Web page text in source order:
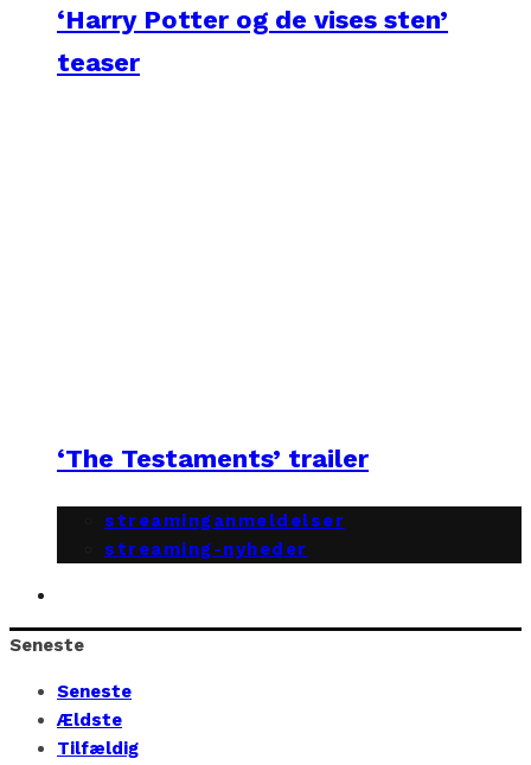
‘Harry Potter og de vises sten’
teaser
‘The Testaments’ trailer
streaminganmeldelser
streaming-nyheder
Seneste
Seneste
Ældste
Tilfældig